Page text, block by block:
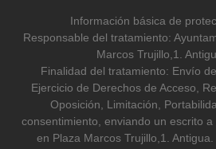
Información básica de
Responsable del tratamiento:
Marcos Trujillo,1.
Finalidad del tratamiento: Envío
Ejercicio de Derechos de Acceso,
Oposición, Limitación,
consentimiento, enviando un escrito
en Plaza Marcos Trujillo,1.